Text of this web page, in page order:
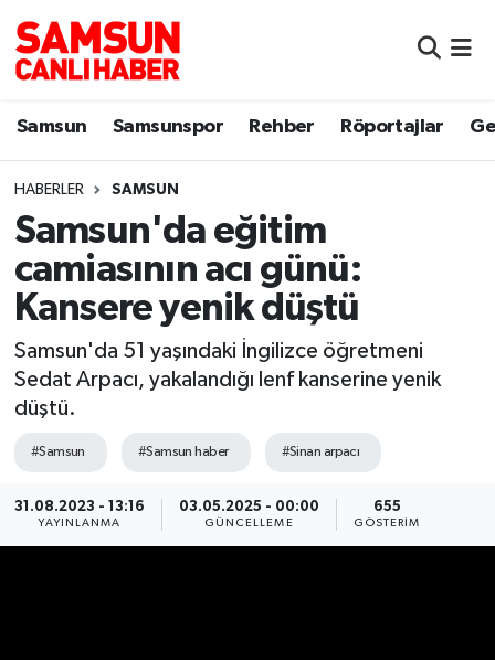
Samsun Samsunspor Rehber Röportajlar
HABERLER SAMSUN
Samsun'da eğitim
camiasının acı günü:
Kansere yenik düştü
Samsun'da 51 yaşındaki İngilizce öğretmeni
Sedat Arpacı, yakalandığı lenf kanserine yenik
düştü.
#Samsun #Samsun haber #Sinan arpacı
31.08.2023 - 13:16
YAYINLANMA
03.05.2025 - 00:00
GÜNCELLEME
655
GÖSTERIM
Samsun
Sokak Röportajları
Genel
Dünya
Sağlık
Manşet Haberi
Samsun Nöbetçi Eczaneler
Samsun Hava Durumu
Samsun Namaz Vakitleri
Samsun Trafik Yoğunluk Haritası
Süper Lig Puan Durumu ve Fikstür
Tüm Manşetler
Son Dakika Haberleri